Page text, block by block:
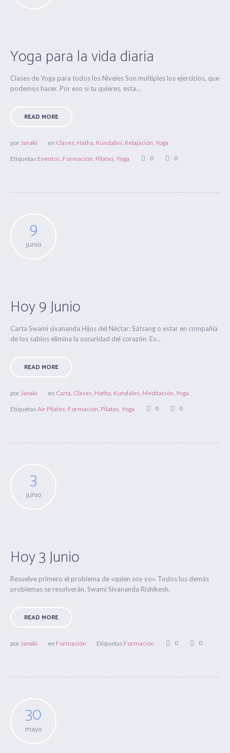
Yoga para la vida diaria
Clases de Yoga para todos los Niveles Son multiples los ejercicios, que
podemos hacer. Por eso si tu quieres, esta...
READ MORE
porJanaki en Clases, Hatha, Kundalini, Relajación, Yoga
Etiquetas Eventos, Formación, Pilates, Yoga 0 0
9
junio
Hoy 9 Junio
Carta Swami sivananda Hijos del Néctar: Sátsang o estar en compañía
de los sabios elimina la oscuridad del corazón. Es...
READ MORE
porJanaki en Carta, Clases, Hatha, Kundalini, Meditación, Yoga
Etiquetas Air Pilates, Formación, Pilates, Yoga 0 0
3
junio
Hoy 3 Junio
Resuelve primero el problema de «quien soy yo». Todos los demás
problemas se resolverán. Swami Sivananda Rishikesh.
READ MORE
porJanaki en Formación Etiquetas Formación 0 0
30
mayo